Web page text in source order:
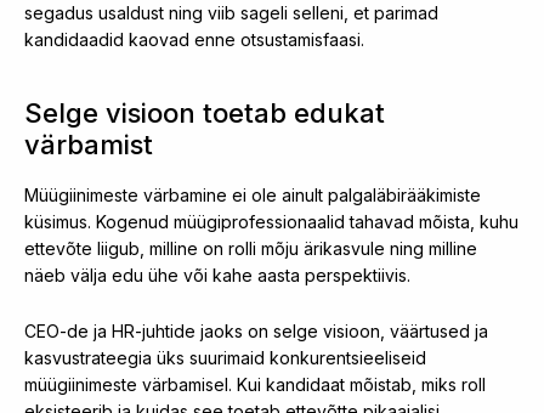
segadus usaldust ning viib sageli selleni, et parimad
kandidaadid kaovad enne otsustamisfaasi.
Selge visioon toetab edukat
värbamist
Müügiinimeste värbamine ei ole ainult palgaläbirääkimiste
küsimus. Kogenud müügiprofessionaalid tahavad mõista, kuhu
ettevõte liigub, milline on rolli mõju ärikasvule ning milline
näeb välja edu ühe või kahe aasta perspektiivis.
CEO-de ja HR-juhtide jaoks on selge visioon, väärtused ja
kasvustrateegia üks suurimaid konkurentsieeliseid
müügiinimeste värbamisel. Kui kandidaat mõistab, miks roll